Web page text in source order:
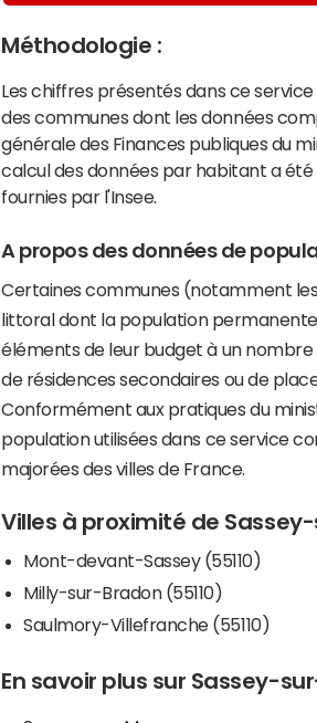
Méthodologie :
Les chiffres présentés dans ce
des communes dont les données
générale des Finances publiques du
calcul des données par habitant a
fournies par l'Insee.
A propos des données de
Certaines communes (notamment
littoral dont la population
éléments de leur budget à un
de résidences secondaires ou de
Conformément aux pratiques du
population utilisées dans ce service
majorées des villes de France.
Villes à proximité de
Mont-devant-Sassey (55110)
Milly-sur-Bradon (55110)
Saulmory-Villefranche (55110)
En savoir plus sur Sassey-